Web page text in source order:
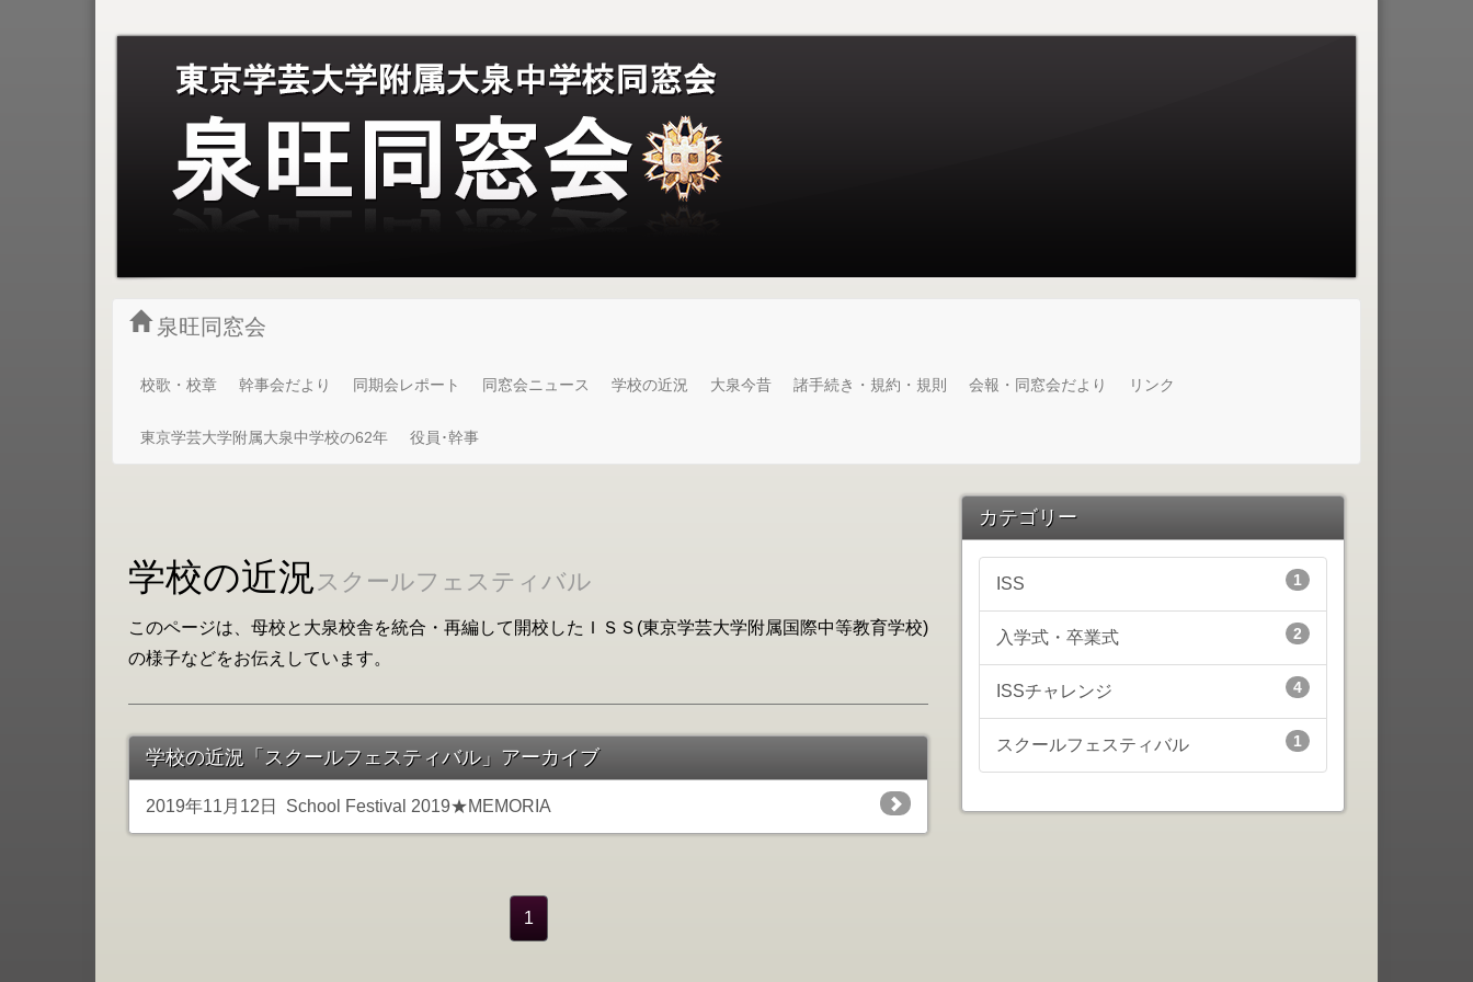
泉旺同窓会
校歌・校章 幹事会だより 同期会レポート 同窓会ニュース 学校の近況 大泉今昔 諸手続き・規約・規則 会報・同窓会だより リンク
東京学芸大学附属大泉中学校の62年 役員･幹事
学校の近況スクールフェスティバル
このページは、母校と大泉校舎を統合・再編して開校したＩＳＳ(東京学芸大学附属国際中等教育学校)
の様子などをお伝えしています。
学校の近況「スクールフェスティバル」アーカイブ
2019年11月12日 School Festival 2019★MEMORIA
1
カテゴリー
1
ISS
2
入学式・卒業式
4
ISSチャレンジ
1
スクールフェスティバル